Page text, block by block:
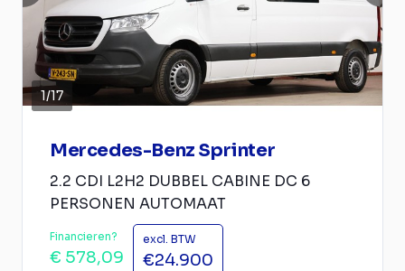
1/17
Mercedes-Benz Sprinter
2.2 CDI L2H2 DUBBEL CABINE DC 6
PERSONEN AUTOMAAT
Financieren?
€ 578,09
excl. BTW
€24.900